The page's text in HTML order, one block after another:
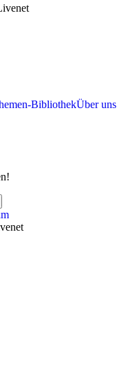
BibliothekÜber uns